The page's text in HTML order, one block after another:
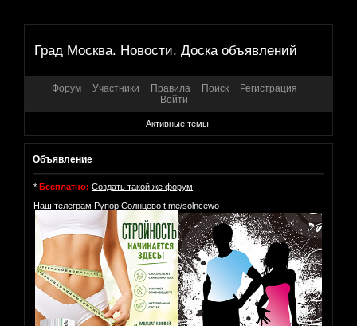
Град Москва. Новости. Доска объявлений
Форум Участники Правила Поиск
Регистрация
Войти
Активные темы
Объявление
* Бесплатно: Создать такой же форум
Наш телеграм Рупор Солнцево t.me/solncewo